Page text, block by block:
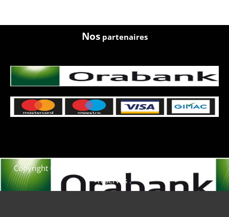
Nospartenaires
Copyright © 2021. Afrique-voyage-découverte tous droits
réservés .